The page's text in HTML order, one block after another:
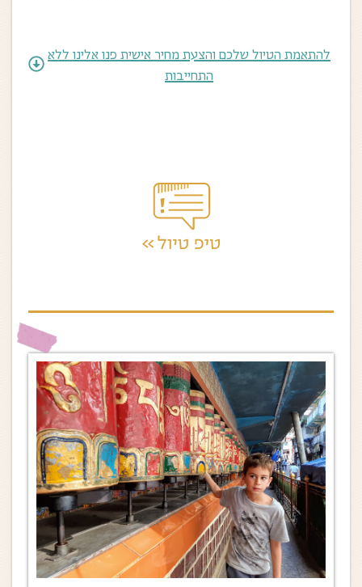
להתאמת הטיול שלכם והצעת מחיר אישית פנו אלינו ללא
התחייבות
מומלץ להגיע לתחנת הרכבת בדלהי לפני הזמן, שיהיה
פנאי לספוג את הריחות, המראות והטעמים של הודו הכי
אמיתית שיש!!